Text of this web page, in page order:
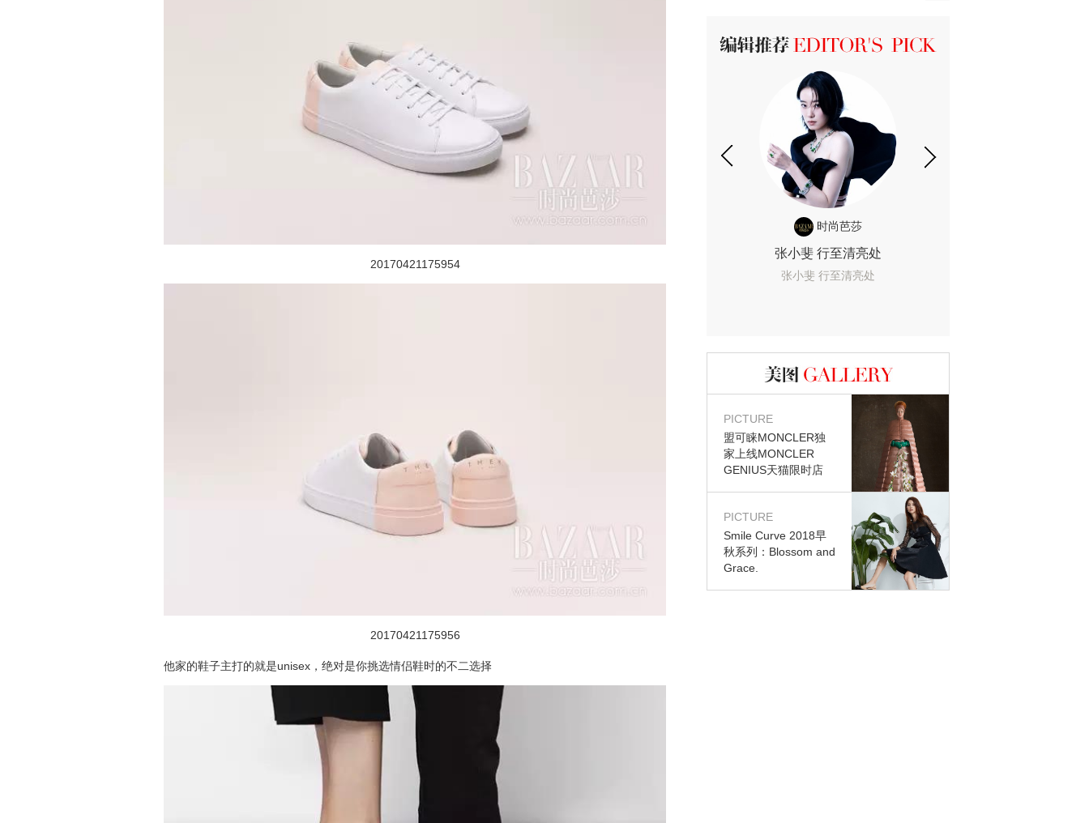
20170421175954
20170421175956
他家的鞋子主打的就是unisex，绝对是你挑选情侣鞋时的不二选择
时尚芭莎
张小斐 行至清亮处
张小斐 行至清亮处
图库
PICTURE
盟可睐MONCLER独
家上线MONCLER
GENIUS天猫限时店
PICTURE
Smile Curve 2018早
秋系列：Blossom and
Grace.